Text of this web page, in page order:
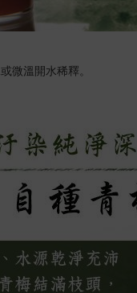
微溫開水稀釋。